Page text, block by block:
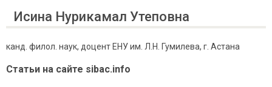
Исина Нурикамал Утеповна
канд. филол. наук, доцент ЕНУ им. Л.Н. Гумилева, г. Астана
Статьи на сайте sibac.info